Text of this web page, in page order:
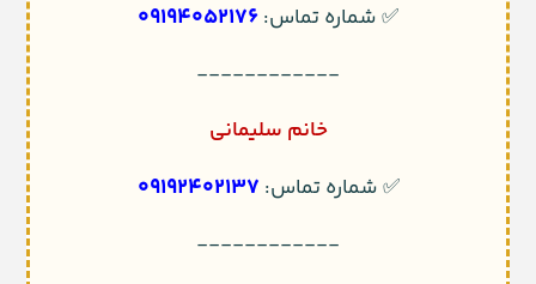
✅ شماره تماس:09194052176
------------
خانم سلیمانی
✅ شماره تماس: 09192402137
------------